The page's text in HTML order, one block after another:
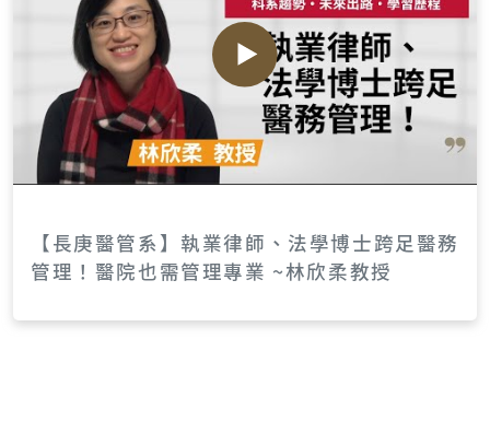
【長庚醫管系】執業律師、法學博士跨足醫務
管理！醫院也需管理專業 ~林欣柔教授